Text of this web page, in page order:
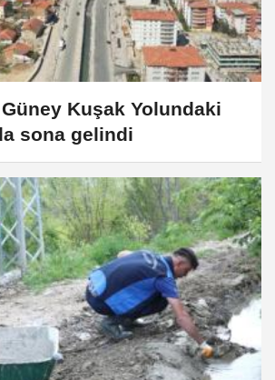
Güney Kuşak Yolundaki
sona gelindi